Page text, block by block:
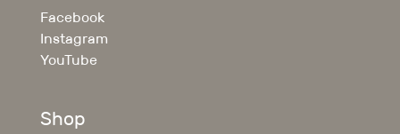
Facebook
Instagram
YouTube
Shop